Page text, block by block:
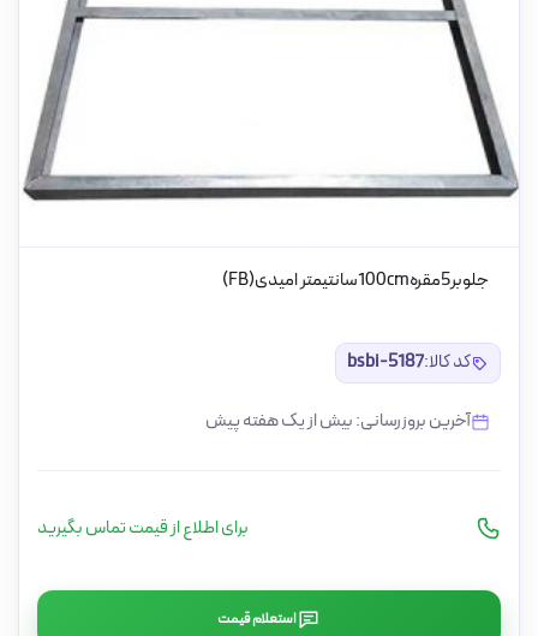
جلوبر5مقره100cmسانتیمتر امیدی(FB)
کد کالا:bsbi-5187
آخرین بروزرسانی: بیش از یک هفته پیش
برای اطلاع از قیمت تماس بگیرید
استعلام قیمت